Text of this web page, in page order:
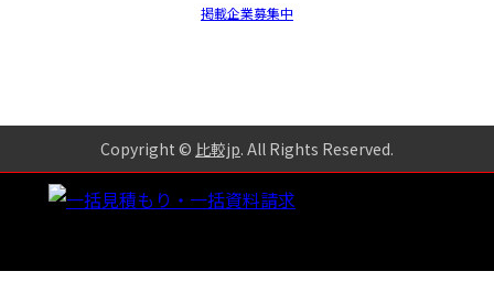
掲載企業募集中
Copyright © 比較jp. All Rights Reserved.